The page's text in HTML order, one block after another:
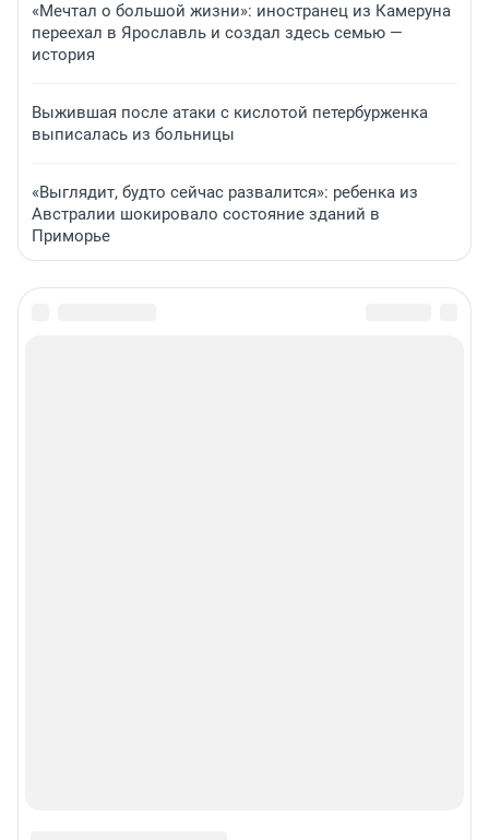
«Мечтал о большой жизни»: иностранец из Камеруна
переехал в Ярославль и создал здесь семью —
история
Выжившая после атаки с кислотой петербурженка
выписалась из больницы
«Выглядит, будто сейчас развалится»: ребенка из
Австралии шокировало состояние зданий в
Приморье